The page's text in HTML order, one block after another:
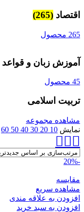
اقتصاد (265)
265 محصول
آموزش زبان و قواعد
45 محصول
تربیت اسلامی
مشاهده مجموعه
نمایش 10
20
30
40
50
60
-20%
مقایسه
مشاهده سریع
افزودن به علاقه مندی
افزودن به سبد خرید